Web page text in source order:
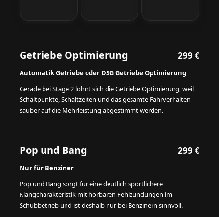
Getriebe Optimierung 299 €
Automatik Getriebe oder DSG Getriebe Optimierung
Gerade bei Stage 2 lohnt sich die Getriebe Optimierung, weil
Schaltpunkte, Schaltzeiten und das gesamte Fahrverhalten
sauber auf die Mehrleistung abgestimmt werden.
Pop und Bang 299 €
Nur für Benziner
Pop und Bang sorgt für eine deutlich sportlichere
Klangcharakteristik mit hörbaren Fehlzündungen im
Schubbetrieb und ist deshalb nur bei Benzinern sinnvoll.